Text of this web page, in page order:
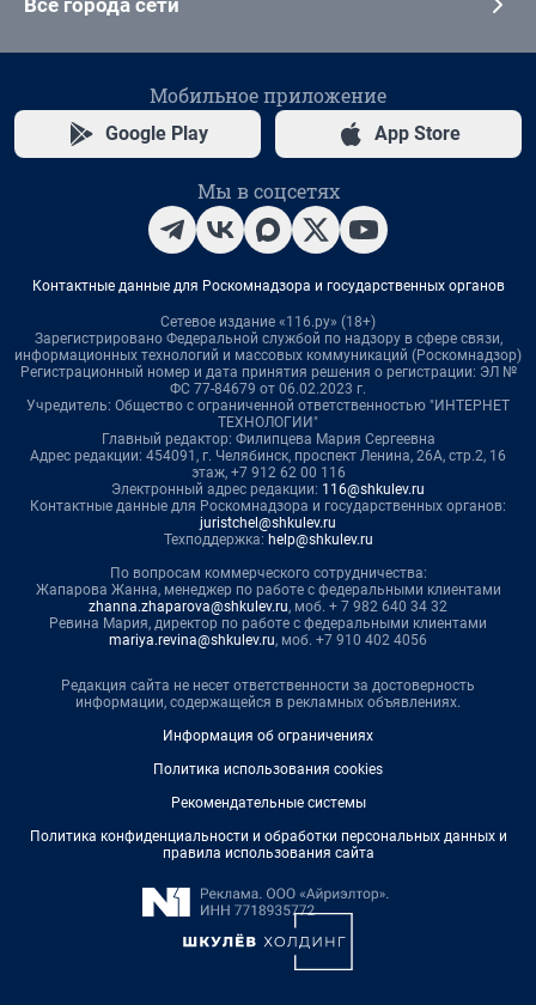
Все города сети
Мобильное приложение
Google Play App Store
Мы в соцсетях
Контактные данные для Роскомнадзора и государственных органов
Сетевое издание «116.ру» (18+)
Зарегистрировано Федеральной службой по надзору в сфере связи,
информационных технологий и массовых коммуникаций (Роскомнадзор)
Регистрационный номер и дата принятия решения о регистрации: ЭЛ №
ФС 77-84679 от 06.02.2023 г.
Учредитель: Общество с ограниченной ответственностью "ИНТЕРНЕТ
ТЕХНОЛОГИИ"
Главный редактор: Филипцева Мария Сергеевна
Адрес редакции: 454091, г. Челябинск, проспект Ленина, 26А, стр.2, 16
этаж, +7 912 62 00 116
Электронный адрес редакции: 116@shkulev.ru
Контактные данные для Роскомнадзора и государственных органов:
juristchel@shkulev.ru
Техподдержка: help@shkulev.ru
По вопросам коммерческого сотрудничества:
Жапарова Жанна, менеджер по работе с федеральными клиентами
zhanna.zhaparova@shkulev.ru, моб. + 7 982 640 34 32
Ревина Мария, директор по работе с федеральными клиентами
mariya.revina@shkulev.ru, моб. +7 910 402 4056
Редакция сайта не несет ответственности за достоверность
информации, содержащейся в рекламных объявлениях.
Информация об ограничениях
Политика использования cookies
Рекомендательные системы
Политика конфиденциальности и обработки персональных данных и
правила использования сайта